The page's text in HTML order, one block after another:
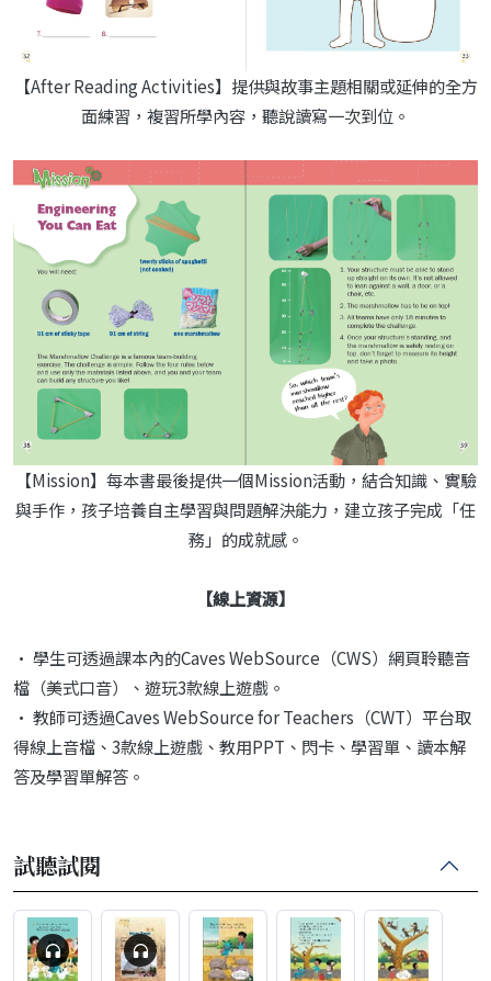
【After Reading Activities】提供與故事主題相關或延伸的全方
面練習，複習所學內容，聽說讀寫一次到位。
【Mission】每本書最後提供一個Mission活動，結合知識、實驗
與手作，孩子培養自主學習與問題解決能力，建立孩子完成「任
務」的成就感。
【線上資源】
• 學生可透過課本內的Caves WebSource（CWS）網頁聆聽音
檔（美式口音）、遊玩3款線上遊戲。
• 教師可透過Caves WebSource for Teachers（CWT）平台取
得線上音檔、3款線上遊戲、教用PPT、閃卡、學習單、讀本解
答及學習單解答。
試聽試閱